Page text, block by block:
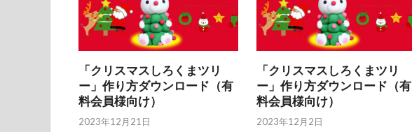
「クリスマスしろくまツリ
ー」作り方ダウンロード（有
料会員様向け）
2023年12月21日
「クリスマスしろくまツリ
ー」作り方ダウンロード（有
料会員様向け）
2023年12月2日